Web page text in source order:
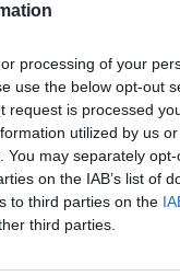
processing of your
use the below opt-out
request is processed
utilized by us
may separately
on the IAB’s list of
to third parties on the
third parties.
e